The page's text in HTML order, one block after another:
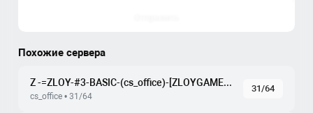
Похожие сервера
Z -=ZLOY-#3-BASIC-(cs_office)-[ZLOYGAMES.COM]=-
cs_office • 31/64
31/64